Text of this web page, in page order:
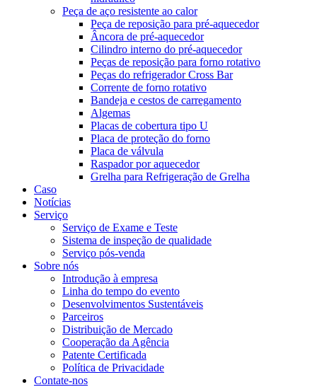
Peça de aço resistente ao calor
Peça de reposição para pré-aquecedor
Âncora de pré-aquecedor
Cilindro interno do pré-aquecedor
Peças de reposição para forno rotativo
Peças do refrigerador Cross Bar
Corrente de forno rotativo
Bandeja e cestos de carregamento
Algemas
Placas de cobertura tipo U
Placa de proteção do forno
Placa de válvula
Raspador por aquecedor
Grelha para Refrigeração de Grelha
Caso
Notícias
Serviço
Serviço de Exame e Teste
Sistema de inspeção de qualidade
Serviço pós-venda
Sobre nós
Introdução à empresa
Linha do tempo do evento
Desenvolvimentos Sustentáveis
Parceiros
Distribuição de Mercado
Cooperação da Agência
Patente Certificada
Política de Privacidade
Contate-nos